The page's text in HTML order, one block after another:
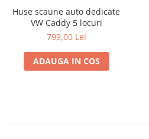
Huse scaune auto dedicate
VW Caddy 5 locuri
799,00 Lei
ADAUGA IN COS